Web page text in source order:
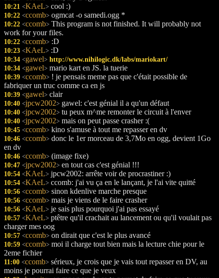
10:21 <KAeL> cool :)
10:22 <ccomb> ogmcat -o samedi.ogg *
10:22 <ccomb> This program is not finished. It will probably not
work for your files.
10:22 <ccomb> :D
10:23 <KAeL> :D
10:34 <gawel> http://www.nihilogic.dk/labs/mariokart/
10:34 <gawel> mario kart en JS. la tuerie
10:39 <ccomb> ! je pensais meme pas que c'était possible de
fabriquer un truc comme ca en js
10:39 <gawel> clair
10:40 <jpcw2002> gawel: c'est génial il a qu'un défaut
10:40 <jpcw2002> tu peux m^me remonter le circuit à l'enver
10:40 <jpcw2002> mais on peut passe crasher :(
10:45 <ccomb> kino s'amuse à tout me repasser en dv
10:46 <ccomb> donc le 1er morceau de 3,7Mo en ogg, devient 1Go
en dv
10:46 <ccomb> (image fixe)
10:47 <jpcw2002> en tout cas c'est génial !!!
10:54 <KAeL> jpcw2002: arrête voir de procrastiner :)
10:54 <KAeL> ccomb: j'ai vu ça en le lançant, je l'ai vite quitté
10:56 <ccomb> sinon kdenlive marche presque
10:56 <ccomb> mais je viens de le faire crasher
10:56 <KAeL> je sais plus pourquoi j'ai pas essayé
10:57 <KAeL> ptêtre qu'il crachait au lancement ou qu'il voulait pas
charger mes oog
10:57 <ccomb> on dirait que c'est le plus avancé
10:59 <ccomb> moi il charge tout bien mais la lecture chie pour le
2eme fichier
11:00 <ccomb> sérieux, je crois que je vais tout repasser en DV, au
moins je pourrai faire ce que je veux